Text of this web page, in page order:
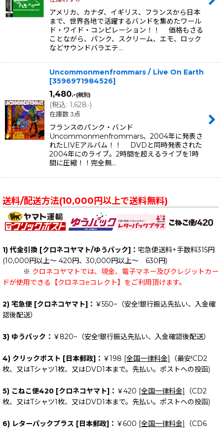
アメリカ、カナダ、イギリス、フランスから日本
まで、世界各地で活躍するバンドを集めたワール
ド・ワイド・コンピレーション！！ 価格もさる
ことながら、パンク、スクリーム、エモ、ロック
などサウンドバラエテ…
Uncommonmenfrommars / Live On Earth
[3596971984526]
1,480.-(税別)
(税込: 1,628.-)
在庫数 3点
フランスのパンク・バンド
Uncommonmenfrommars、2004年に発表さ
れたLIVEアルバム！！ DVDと同時発表された
2004年にのライブ。2時間を超えるライブを1時
間に圧縮！！完全無…
送料/配送方法(10,000円以上で送料無料)
1) 代金引換 [クロネコヤマト/ゆうパック]： 宅急便送料+手数料315円
(10,000円以上～ 420円、30,000円以上～ 630円)
※ クロネコヤマトでは、現金、電子マネー及びクレジットカー
ドが使用できる【クロネコeコレクト】をご利用頂けます。
2) 宅急便 [クロネコヤマト]： ￥550~（安全!銀行振込先払い、入金確
認後配送）
3) ゆうパック： ￥820~（安全!銀行振込先払い、入金確認後配送）
4) クリックポスト [日本郵政]： ￥198 [全国一律料金]
（最安!CD2
枚、又はTシャツ1枚、又はDVD1本まで。先払い。ポストへの投函)
5) こねこ便420 [クロネコヤマト]： ￥420 [全国一律料金]
（CD2
枚、又はTシャツ1枚、又はDVD1本まで。先払い。ポストへの投函)
6) レターパックプラス [日本郵政]： ￥600 [全国一律料金]
（CD6